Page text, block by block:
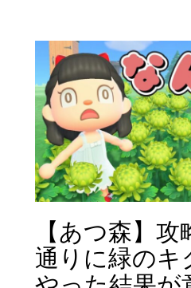
【あつ森】
通りに緑のキ